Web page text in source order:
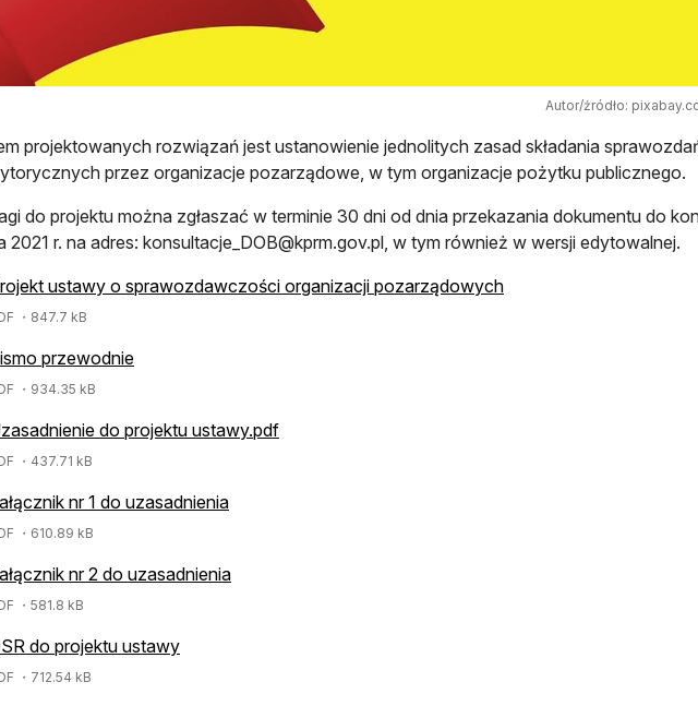
Autor/źródło:
projektowanych rozwiązań jest ustanowienie jednolitych zasad składania
przez organizacje pozarządowe, w tym organizacje pożytku publicznego.
do projektu można zgłaszać w terminie 30 dni od dnia przekazania dokumentu do
2021 r. na adres: konsultacje_DOB@kprm.gov.pl , w tym również w wersji edytowalnej.
ustawy o sprawozdawczości organizacji pozarządowych
・847.7 kB
przewodnie
・934.35 kB
do projektu ustawy.pdf
・437.71 kB
nr 1 do uzasadnienia
・610.89 kB
nr 2 do uzasadnienia
・581.8 kB
do projektu ustawy
・712.54 kB